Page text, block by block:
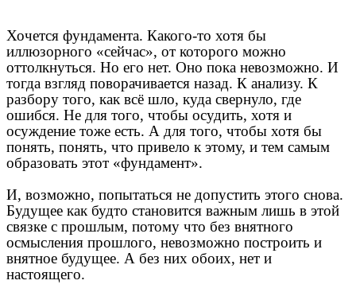
Хочется фундамента. Какого-то хотя бы
иллюзорного «сейчас», от которого можно
оттолкнуться. Но его нет. Оно пока невозможно. И
тогда взгляд поворачивается назад. К анализу. К
разбору того, как всё шло, куда свернуло, где
ошибся. Не для того, чтобы осудить, хотя и
осуждение тоже есть. А для того, чтобы хотя бы
понять, понять, что привело к этому, и тем самым
образовать этот «фундамент».
И, возможно, попытаться не допустить этого снова.
Будущее как будто становится важным лишь в этой
связке с прошлым, потому что без внятного
осмысления прошлого, невозможно построить и
внятное будущее. А без них обоих, нет и
настоящего.